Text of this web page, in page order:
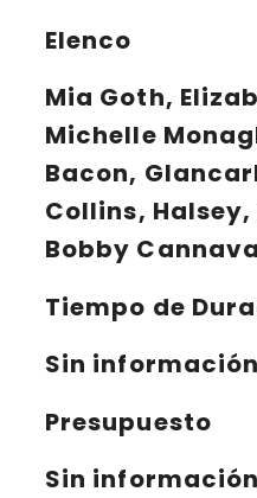
Elenco
Mia Goth,
Michelle
Bacon,
Collins, Halsey,
Bobby
Tiempo de
Sin información
Presupuesto
Sin información